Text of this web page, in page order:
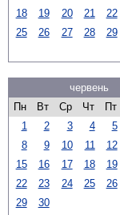
18
19 20 21 22
25
26 27 28 29
червень
Пн
Вт Ср Чт Пт
1
2 3 4 5
8
9 10 11 12
15
16 17 18 19
22
23 24 25 26
29
30